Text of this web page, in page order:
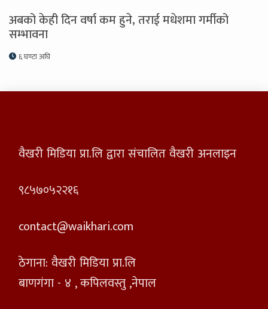
अबको केही दिन वर्षा कम हुने, तराई मधेशमा गर्मीको
सम्भावना
६ घण्टा अघि
वैखरी मिडिया प्रा.लि द्वारा संचालित वैखरी अनलाइन
९८५७०५२२१६
contact@waikhari.com
ठेगाना: वैखरी मिडिया प्रा.लि
बाणगंगा - ४ , कपिलवस्तु ,नेपाल